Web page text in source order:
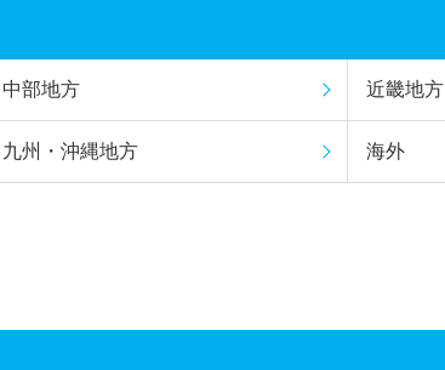
中部地方 近畿地方
九州・沖縄地方 海外